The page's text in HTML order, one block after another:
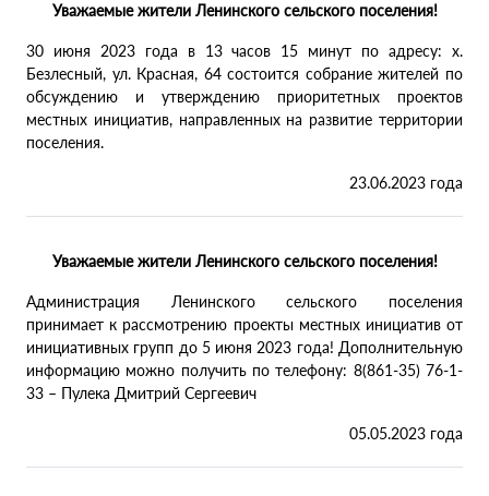
Уважаемые жители Ленинского сельского поселения!
30 июня 2023 года в 13 часов 15 минут по адресу: х.
Безлесный, ул. Красная, 64 состоится собрание жителей по
обсуждению и утверждению приоритетных проектов
местных инициатив, направленных на развитие территории
поселения.
23.06.2023 года
Уважаемые жители Ленинского сельского поселения!
Администрация Ленинского сельского поселения
принимает к рассмотрению проекты местных инициатив от
инициативных групп до 5 июня 2023 года! Дополнительную
информацию можно получить по телефону: 8(861-35) 76-1-
33 – Пулека Дмитрий Сергеевич
05.05.2023 года